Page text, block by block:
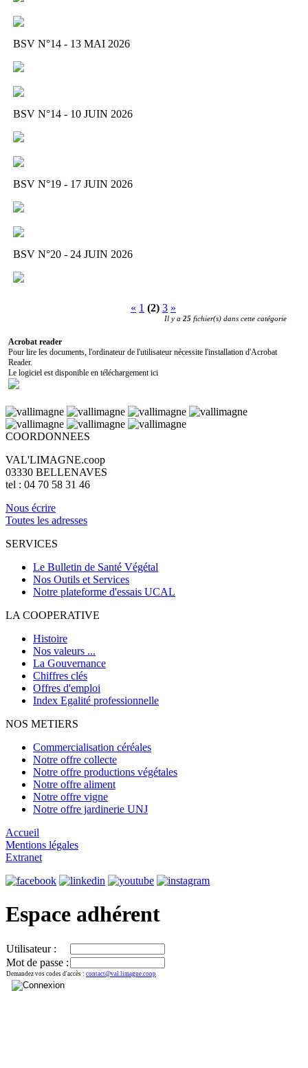
BSV N°14 - 13 MAI 2026
BSV N°14 - 10 JUIN 2026
BSV N°19 - 17 JUIN 2026
BSV N°20 - 24 JUIN 2026
« 1 (2) 3 »
Il y a 25 fichier(s) dans cette catégorie
Acrobat reader
Pour lire les documents, l'ordinateur de l'utilisateur nécessite l'installation d'Acrobat
Reader.
Le logiciel est disponible en téléchargement ici
COORDONNEES
VAL'LIMAGNE.coop
03330 BELLENAVES
tel : 04 70 58 31 46
Nous écrire
Toutes les adresses
SERVICES
Le Bulletin de Santé Végétal
Nos Outils et Services
Notre plateforme d'essais UCAL
LA COOPERATIVE
Histoire
Nos valeurs ...
La Gouvernance
Chiffres clés
Offres d'emploi
Index Egalité professionnelle
NOS METIERS
Commercialisation céréales
Notre offre collecte
Notre offre productions végétales
Notre offre aliment
Notre offre vigne
Notre offre jardinerie UNJ
Accueil
Mentions légales
Extranet
Espace adhérent
Utilisateur :
Mot de passe :
Demandez vos codes d'accès : contact@val.limagne.coop